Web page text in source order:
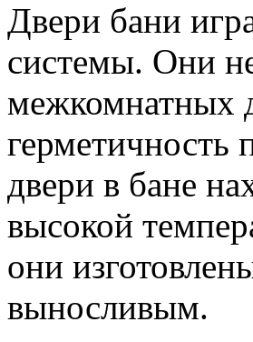
Двери бани
системы. Они
межкомнатных
герметичность
двери в бане
высокой
они
выносливым.